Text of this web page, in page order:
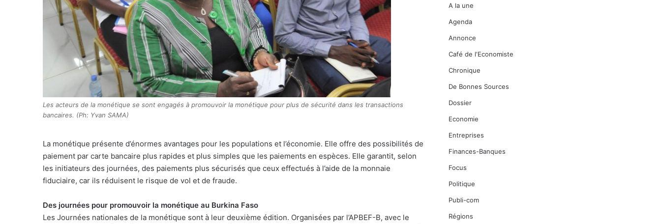
Les acteurs de la monétique se sont engagés à promouvoir la monétique pour plus de sécurité dans les transactions
bancaires. (Ph: Yvan SAMA)
La monétique présente d’énormes avantages pour les populations et l’économie. Elle offre des possibilités de
paiement par carte bancaire plus rapides et plus simples que les paiements en espèces. Elle garantit, selon
les initiateurs des journées, des paiements plus sécurisés que ceux effectués à l’aide de la monnaie
fiduciaire, car ils réduisent le risque de vol et de fraude.
Des journées pour promouvoir la monétique au Burkina Faso
Les Journées nationales de la monétique sont à leur deuxième édition. Organisées par l’APBEF-B, avec le
A la une
Agenda
Annonce
Café de l'Economiste
Chronique
De Bonnes Sources
Dossier
Economie
Entreprises
Finances-Banques
Focus
Politique
Publi-com
Régions